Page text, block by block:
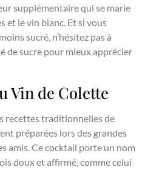
supplémentaire qui se marie
et le vin blanc. Et si vous
sucré, n’hésitez pas à
de sucre pour mieux apprécier
Vin de Colette
recettes traditionnelles de
préparées lors des grandes
amis. Ce cocktail porte un nom
doux et affirmé, comme celui